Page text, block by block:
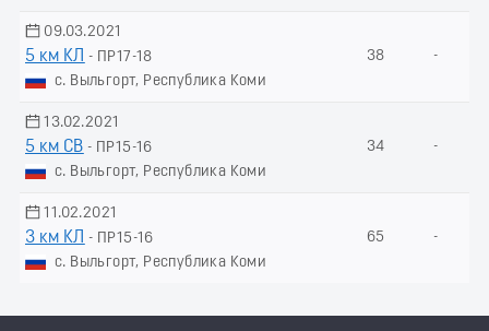
09.03.2021
5 км КЛ
- ПР17-18
с. Выльгорт, Республика Коми
38 -
13.02.2021
5 км СВ - ПР15-16
с. Выльгорт, Республика Коми
34 -
11.02.2021
3 км КЛ
- ПР15-16
с. Выльгорт, Республика Коми
65 -